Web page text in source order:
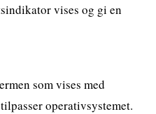
vises og gi en
som vises med
operativsystemet.